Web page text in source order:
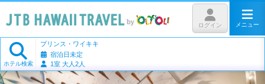
ホテル検索
プリンス・ワイキキ
宿泊日未定
1室 大人2人
ログイン メニュー